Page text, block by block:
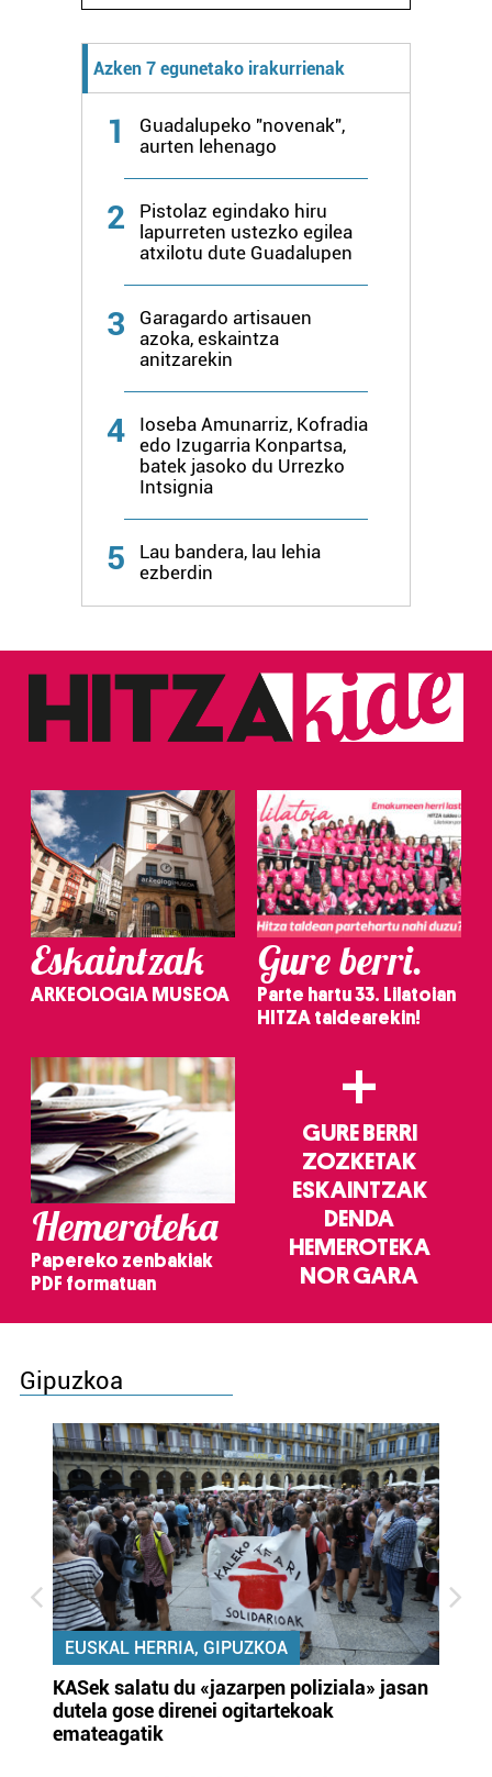
Azken 7 egunetako irakurrienak
1
Guadalupeko "novenak",
aurten lehenago
2
Pistolaz egindako hiru
lapurreten ustezko egilea
atxilotu dute Guadalupen
3
Garagardo artisauen
azoka, eskaintza
anitzarekin
4
Ioseba Amunarriz, Kofradia
edo Izugarria Konpartsa,
batek jasoko du Urrezko
Intsignia
5
Lau bandera, lau lehia
ezberdin
Eskaintzak
ARKEOLOGIA MUSEOA
Gure berri.
Parte hartu 33. Lilatoian
HITZA taldearekin!
Hemeroteka
Papereko zenbakiak
PDF formatuan
+
GURE BERRI
ZOZKETAK
ESKAINTZAK
DENDA
HEMEROTEKA
NOR GARA
Gipuzkoa
EUSKAL HERRIA, GIPUZKOA
KASek salatu du «jazarpen poliziala» jasan
dutela gose direnei ogitartekoak
emateagatik